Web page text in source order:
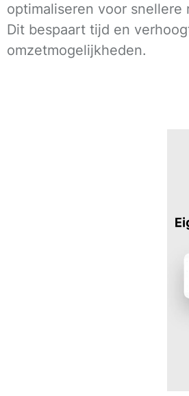
optimaliseren voor snellere
Dit bespaart tijd en
omzetmogelijkheden.